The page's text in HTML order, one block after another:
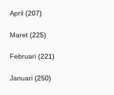
April (207)
Maret (225)
Februari (221)
Januari (250)